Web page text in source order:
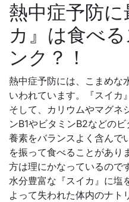
熱中症予防
カ』は食べ
ンク？！
熱中症予防には、こまめな
いわれています。『スイカ
そして、カリウムやマグネ
ンB1やビタミンB2などの
養素をバランスよく含んで
を振って食べることがあり
方は理にかなっているので
水分豊富な『スイカ』に塩
よって失われた体内のナト